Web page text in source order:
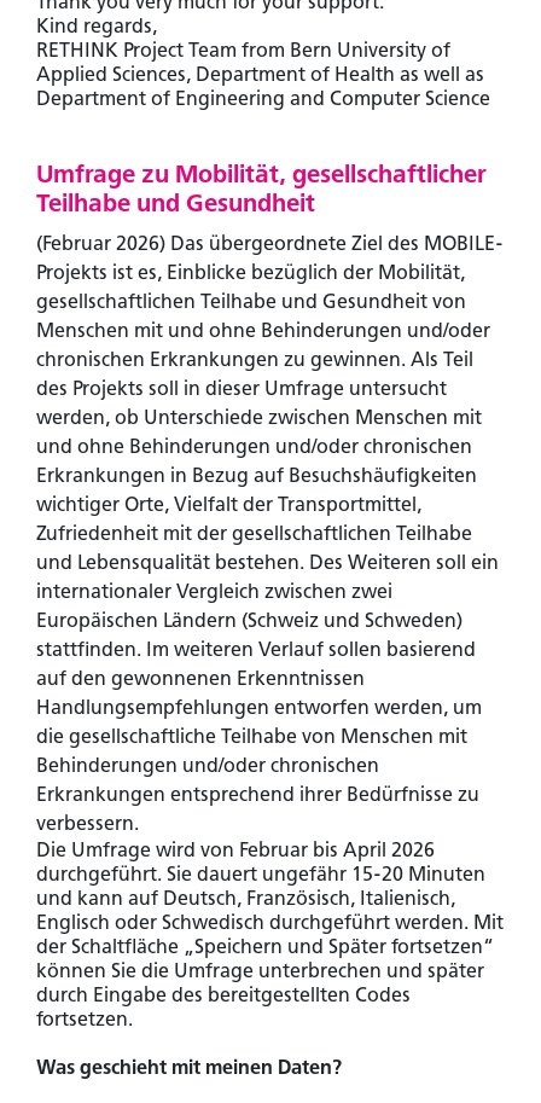
Kind regards,
RETHINK Project Team from Bern University of
Applied Sciences, Department of Health as well as
Department of Engineering and Computer Science
Umfrage zu Mobilität, gesellschaftlicher
Teilhabe und Gesundheit
(Februar 2026) Das übergeordnete Ziel des MOBILE-
Projekts ist es, Einblicke bezüglich der Mobilität,
gesellschaftlichen Teilhabe und Gesundheit von
Menschen mit und ohne Behinderungen und/oder
chronischen Erkrankungen zu gewinnen. Als Teil
des Projekts soll in dieser Umfrage untersucht
werden, ob Unterschiede zwischen Menschen mit
und ohne Behinderungen und/oder chronischen
Erkrankungen in Bezug auf Besuchshäufigkeiten
wichtiger Orte, Vielfalt der Transportmittel,
Zufriedenheit mit der gesellschaftlichen Teilhabe
und Lebensqualität bestehen. Des Weiteren soll ein
internationaler Vergleich zwischen zwei
Europäischen Ländern (Schweiz und Schweden)
stattfinden. Im weiteren Verlauf sollen basierend
auf den gewonnenen Erkenntnissen
Handlungsempfehlungen entworfen werden, um
die gesellschaftliche Teilhabe von Menschen mit
Behinderungen und/oder chronischen
Erkrankungen entsprechend ihrer Bedürfnisse zu
verbessern.
Die Umfrage wird von Februar bis April 2026
durchgeführt. Sie dauert ungefähr 15-20 Minuten
und kann auf Deutsch, Französisch, Italienisch,
Englisch oder Schwedisch durchgeführt werden. Mit
der Schaltfläche „Speichern und Später fortsetzen“
können Sie die Umfrage unterbrechen und später
durch Eingabe des bereitgestellten Codes
fortsetzen.
Was geschieht mit meinen Daten?
Sie sind noch kein Mitglied?
Werden sie Mitglied um Zugriff auf exklusive Inhalte
zu erhalten.
Zu den Vorteilen
Melden Sie sich an um Zugriff auf exklusive Inhalte
zu erhalten.